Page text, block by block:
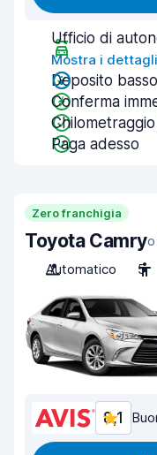
Ufficio di
Mostra i
Deposito basso
Conferma
Paga adesso
Zero franchigia
Toyota Camry
Automatico
5
8,1